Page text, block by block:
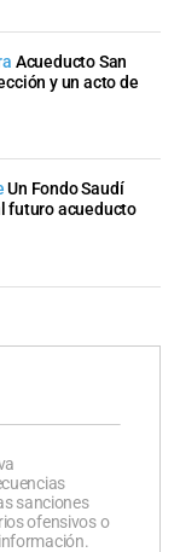
Acueducto San
y un acto de
Un Fondo Saudí
futuro acueducto
sanciones
ofensivos o